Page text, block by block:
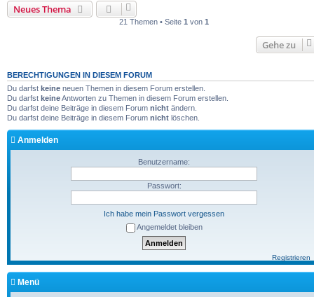
Neues Thema
21 Themen • Seite 1 von 1
Gehe zu
BERECHTIGUNGEN IN DIESEM FORUM
Du darfst keine neuen Themen in diesem Forum erstellen.
Du darfst keineAntworten zu Themen in diesem Forum erstellen.
Du darfst deine Beiträge in diesem Forum nicht ändern.
Du darfst deine Beiträge in diesem Forum nicht löschen.
Anmelden
Benutzername:
Passwort:
Ich habe mein Passwort vergessen
Angemeldet bleiben
Registrieren
Menü